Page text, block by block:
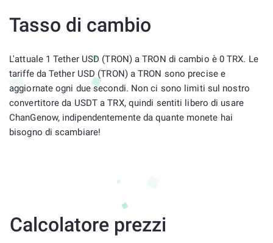
Tasso di cambio
L'attuale 1 Tether USD (TRON) a TRON di cambio è 0 TRX. Le
tariffe da Tether USD (TRON) a TRON sono precise e
aggiornate ogni due secondi. Non ci sono limiti sul nostro
convertitore da USDT a TRX, quindi sentiti libero di usare
ChanGenow, indipendentemente da quante monete hai
bisogno di scambiare!
Calcolatore prezzi